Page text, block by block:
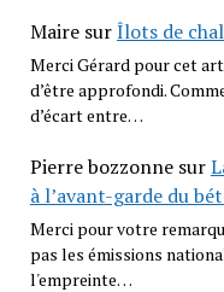
MairesurÎlots de
Merci Gérard pour cet
d’être approfondi.
d’écart entre…
Pierre bozzonnesur
à l’avant-garde du
Merci pour votre
pas les émissions
l'empreinte…